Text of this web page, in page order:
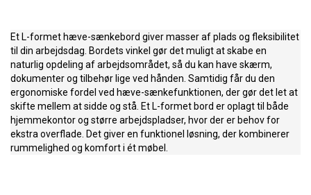
Et L-formet hæve-sænkebord giver masser af plads og fleksibilitet
til din arbejdsdag. Bordets vinkel gør det muligt at skabe en
naturlig opdeling af arbejdsområdet, så du kan have skærm,
dokumenter og tilbehør lige ved hånden. Samtidig får du den
ergonomiske fordel ved hæve-sænkefunktionen, der gør det let at
skifte mellem at sidde og stå. Et L-formet bord er oplagt til både
hjemmekontor og større arbejdspladser, hvor der er behov for
ekstra overflade. Det giver en funktionel løsning, der kombinerer
rummelighed og komfort i ét møbel.